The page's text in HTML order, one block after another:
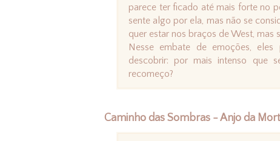
parece ter ficado até mais forte no
sente algo por ela, mas não se
quer estar nos braços de West, mas
Nesse embate de emoções,
descobrir: por mais intenso que
recomeço?
Caminho das Sombras - Anjo da